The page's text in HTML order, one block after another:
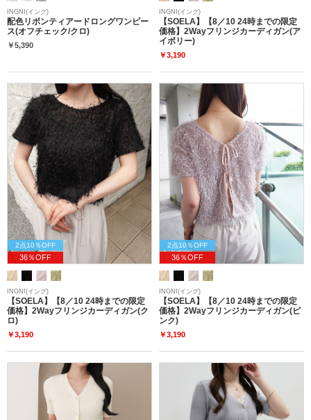
INGNI(イング)
配色リボンティアードロングワンピー
ス(オフチェック/クロ)
￥5,390
INGNI(イング)
【SOELA】【8／10 24時までの限定
価格】2Wayフリンジカーディガン(ア
イボリー)
￥3,190
2点10％OFF
36％OFF
INGNI(イング)
【SOELA】【8／10 24時までの限定
価格】2Wayフリンジカーディガン(ク
ロ)
￥3,190
2点10％OFF
36％OFF
INGNI(イング)
【SOELA】【8／10 24時までの限定
価格】2Wayフリンジカーディガン(ピ
ンク)
￥3,190